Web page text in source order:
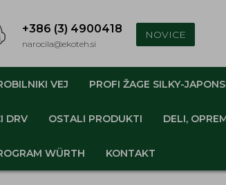
+386 (3) 4900418
narocila@ekoteh.si
NOVICE
VEJ PROFI ŽAGE SILKY-
DRV OSTALI PRODUKTI DELI,
WÜRTH KONTAKT